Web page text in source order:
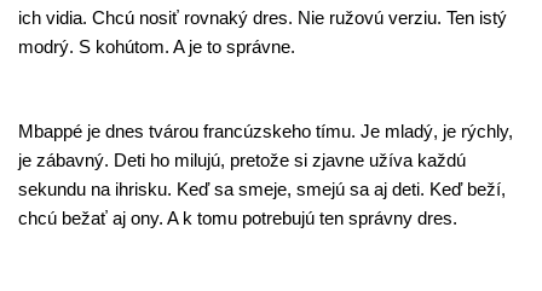
ich vidia. Chcú nosiť rovnaký dres. Nie ružovú verziu. Ten istý
modrý. S kohútom. A je to správne.
Mbappé je dnes tvárou francúzskeho tímu. Je mladý, je rýchly,
je zábavný. Deti ho milujú, pretože si zjavne užíva každú
sekundu na ihrisku. Keď sa smeje, smejú sa aj deti. Keď beží,
chcú bežať aj ony. A k tomu potrebujú ten správny dres.